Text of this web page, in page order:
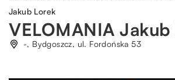
Jakub Lorek
VELOMANIA
-, Bydgoszcz, ul. Fordońska 53